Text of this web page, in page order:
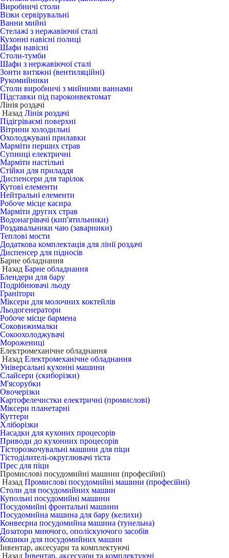
Виробничі столи
Візки сервірувальні
Ванни мийні
Стелажі з нержавіючої сталі
Кухонні навісні полиці
Шафи навісні
Столи-тумби
Шафи з нержавіючої сталі
Зонти витяжні (вентиляційні)
Рукомийники
Столи виробничі з мийними ваннами
Підставки під пароконвектомат
Лінія роздачі
Назад Лінія роздачі
Підігріваємі поверхні
Вітрини холодильні
Охолоджувані прилавки
Марміти перших страв
Супниці електричні
Марміти настільні
Стійки для приладдя
Диспенсери для тарілок
Кутові елементи
Нейтральні елементи
Робоче місце касира
Марміти других страв
Водонагрівачі (кип'ятильники)
Роздавальники чаю (заварники)
Теплові мости
Додаткова комплектація для лінії роздачі
Диспенсер для підносів
Барне обладнання
Назад Барне обладнання
Блендери для бару
Подрібнювачі льоду
Гранітори
Міксери для молочних коктейлів
Льодогенератори
Робоче місце бармена
Соковижималки
Сокоохолоджувачі
Морожениці
Електромеханічне обладнання
Назад Електромеханічне обладнання
Універсальні кухонні машини
Слайсери (скиборізки)
М'ясорубки
Овочерізки
Картофелечистки електричні (промислові)
Міксери планетарні
Куттери
Хліборізки
Насадки для кухоних процесорів
Приводи до кухонних процесорів
Тісторозкочувальні машини для піци
Тістоділителі-округлювачі тіста
Прес для піци
Промислові посудомийні машини (професійні)
Назад Промислові посудомийні машини (професійні)
Столи для посудомийних машин
Купольні посудомийні машини
Посудомийні фронтальні машини
Посудомийна машина для бару (келихи)
Конвеєрна посудомийна машина (тунельна)
Дозатори миючого, ополіскуючого засобів
Кошики для посудомийних машин
Інвентар, аксесуари та комплектуючі
Назад Інвентар, аксесуари та комплектуючі